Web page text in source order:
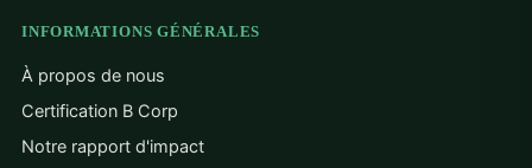
INFORMATIONS GÉNÉRALES
À propos de nous
Certification B Corp
Notre rapport d'impact